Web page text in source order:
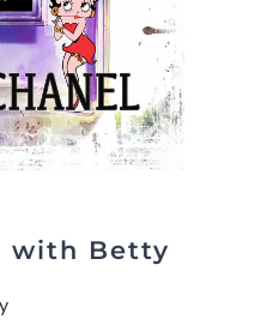
with Betty